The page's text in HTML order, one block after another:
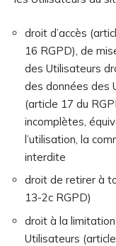
droit d’accès
16 RGPD), de
des Utilisateurs
des données des
(article 17 du
incomplètes,
l’utilisation, la
interdite
droit de retirer à
13-2c RGPD)
droit à la
Utilisateurs